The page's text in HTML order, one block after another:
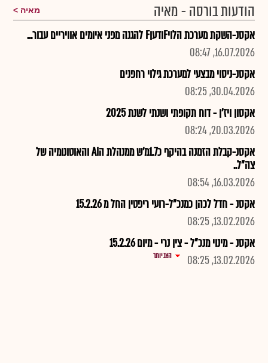
הודעות בורסה - מאיה מאיה
אקסנ-השקת מערכת הלויFודעןF להגנה מפני איומים אוויריים עבור...
16.07.2026, 08:47
אקסנ-ניסוי מבצעי למערכת גילוי רחפנים
30.04.2026, 08:25
אקסון ויז'ן - דוח תקופתי ושנתי לשנת 2025
20.03.2026, 08:24
אקסנ-קבלת הזמנה בהיקף כ1.7מ'ש ממנהלת הAI והאוטונומיה של
צה"ל..
16.03.2026, 08:54
אקסנ - חדל לכהן כמנכ"ל-רועי ריפטין החל מ 15.2.26
13.02.2026, 08:25
אקסנ - מינוי מנכ"ל - צין נרי - מיום 15.2.26
13.02.2026, 08:25
הצג יותר